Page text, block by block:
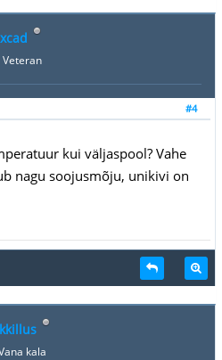
xcad
Veteran
#4
kui väljaspool? Vahe
nagu soojusmõju, unikivi on
kala